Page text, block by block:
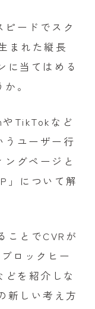
ードでスク
まれた縦長
に当てはめる
。
TikTokなど
うユーザー行
グページと
」について解
ことでCVRが
ロックヒー
どを紹介しな
新しい考え方